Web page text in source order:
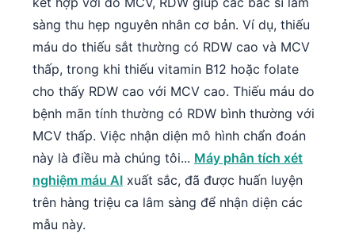
sàng thu hẹp nguyên nhân cơ bản. Ví dụ, thiếu
máu do thiếu sắt thường có RDW cao và MCV
thấp, trong khi thiếu vitamin B12 hoặc folate
cho thấy RDW cao với MCV cao. Thiếu máu do
bệnh mãn tính thường có RDW bình thường với
MCV thấp. Việc nhận diện mô hình chẩn đoán
này là điều mà chúng tôi... Máy phân tích xét
nghiệm máu AI xuất sắc, đã được huấn luyện
trên hàng triệu ca lâm sàng để nhận diện các
mẫu này.
Беларуская мова
Esperanto
Frysk
Ślōnskŏ gŏdka
Norsk bokmål